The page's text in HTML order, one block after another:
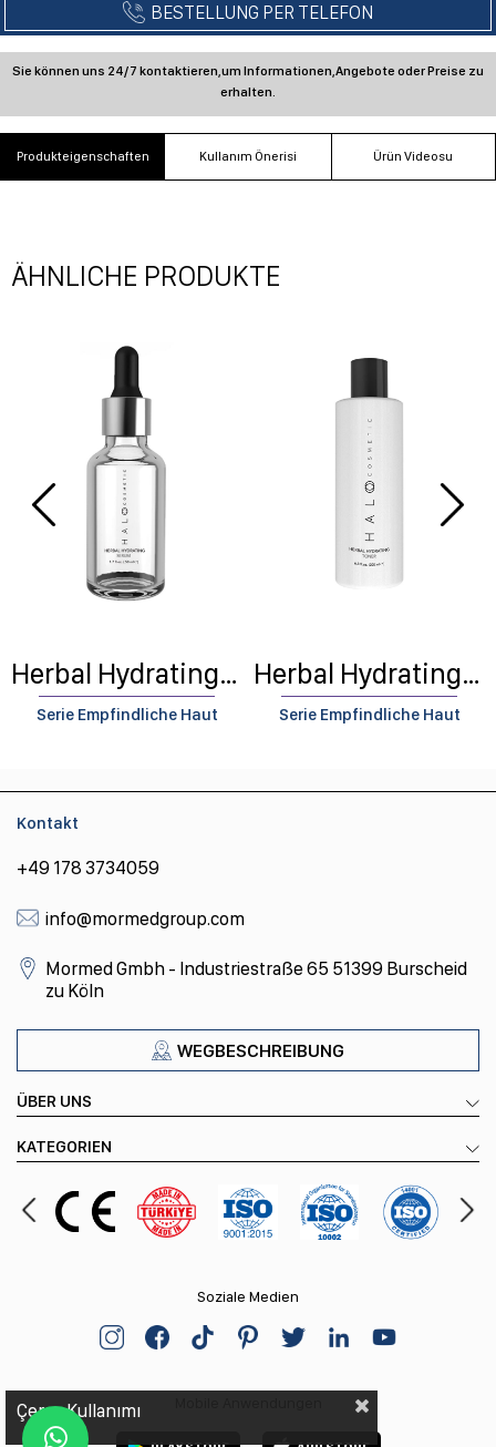
Produkteigenschaften Kullanım Önerisi Ürün Videosu
ÄHNLICHE PRODUKTE
Herbal Hydrating Serum
Serie Empfindliche Haut
Herbal Hydrating Toner
Serie Empfindliche Haut
ÜBER UNS
KATEGORIEN
Kontakt
+49 178 3734059
info@mormedgroup.com
Mormed Gmbh - Industriestraße 65 51399 Burscheid
zu Köln
WEGBESCHREIBUNG
Soziale Medien
Çerez Kullanımı